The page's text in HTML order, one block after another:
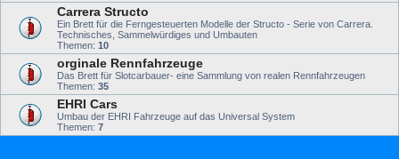
Carrera Structo
Ein Brett für die Ferngesteuerten Modelle der Structo - Serie von Carrera.
Technisches, Sammelwürdiges und Umbauten
Themen: 10
orginale Rennfahrzeuge
Das Brett für Slotcarbauer- eine Sammlung von realen Rennfahrzeugen
Themen: 35
EHRI Cars
Umbau der EHRI Fahrzeuge auf das Universal System
Themen: 7